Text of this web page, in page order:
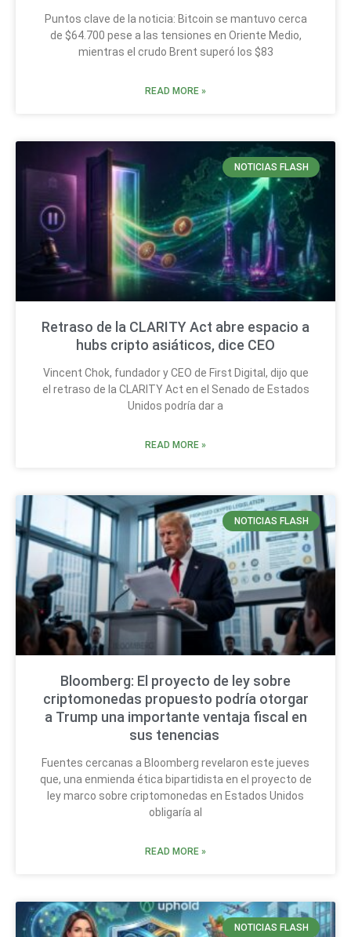
Puntos clave de la noticia: Bitcoin se mantuvo cerca
de $64.700 pese a las tensiones en Oriente Medio,
mientras el crudo Brent superó los $83
READ MORE »
NOTICIAS FLASH
Retraso de la CLARITY Act abre espacio a
hubs cripto asiáticos, dice CEO
Vincent Chok, fundador y CEO de First Digital, dijo que
el retraso de la CLARITY Act en el Senado de Estados
Unidos podría dar a
READ MORE »
NOTICIAS FLASH
Bloomberg: El proyecto de ley sobre
criptomonedas propuesto podría otorgar
a Trump una importante ventaja fiscal en
sus tenencias
Fuentes cercanas a Bloomberg revelaron este jueves
que, una enmienda ética bipartidista en el proyecto de
ley marco sobre criptomonedas en Estados Unidos
obligaría al
READ MORE »
NOTICIAS FLASH